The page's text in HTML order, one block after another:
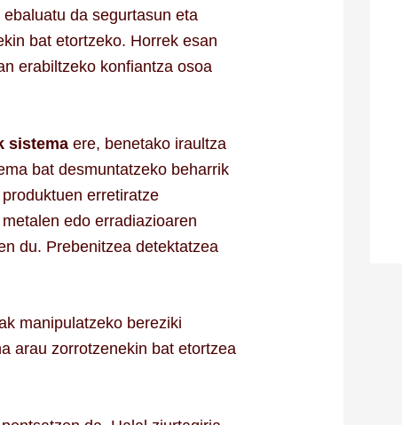
da segurtasun eta
bat etortzeko. Horrek esan
erabiltzeko konfiantza osoa
sistemaere, benetako iraultza
bat desmuntatzeko beharrik
erretiratze
edo erradiazioaren
du. Prebenitzea detektatzea
manipulatzeko bereziki
arau zorrotzenekin bat etortzea